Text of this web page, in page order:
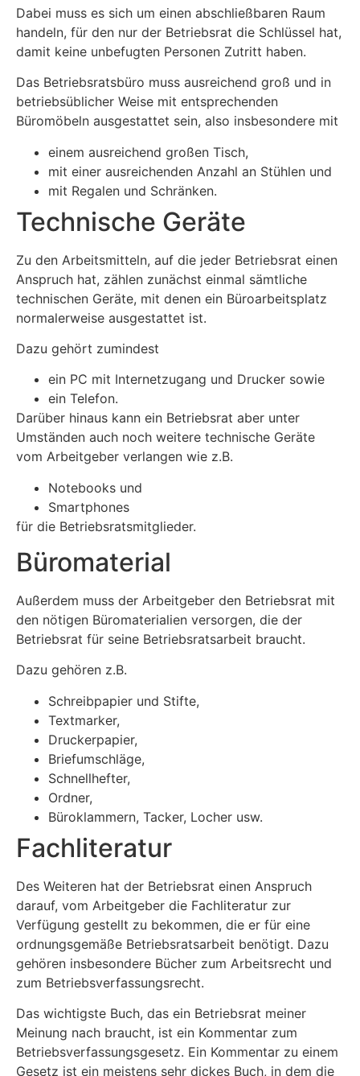
Dabei muss es sich um einen abschließbaren Raum
handeln, für den nur der Betriebsrat die Schlüssel hat,
damit keine unbefugten Personen Zutritt haben.
Das Betriebsratsbüro muss ausreichend groß und in
betriebsüblicher Weise mit entsprechenden
Büromöbeln ausgestattet sein, also insbesondere mit
einem ausreichend großen Tisch,
mit einer ausreichenden Anzahl an Stühlen und
mit Regalen und Schränken.
Technische Geräte
Zu den Arbeitsmitteln, auf die jeder Betriebsrat einen
Anspruch hat, zählen zunächst einmal sämtliche
technischen Geräte, mit denen ein Büroarbeitsplatz
normalerweise ausgestattet ist.
Dazu gehört zumindest
ein PC mit Internetzugang und Drucker sowie
ein Telefon.
Darüber hinaus kann ein Betriebsrat aber unter
Umständen auch noch weitere technische Geräte
vom Arbeitgeber verlangen wie z.B.
Notebooks und
Smartphones
für die Betriebsratsmitglieder.
Büromaterial
Außerdem muss der Arbeitgeber den Betriebsrat mit
den nötigen Büromaterialien versorgen, die der
Betriebsrat für seine Betriebsratsarbeit braucht.
Dazu gehören z.B.
Schreibpapier und Stifte,
Textmarker,
Druckerpapier,
Briefumschläge,
Schnellhefter,
Ordner,
Büroklammern, Tacker, Locher usw.
Fachliteratur
Des Weiteren hat der Betriebsrat einen Anspruch
darauf, vom Arbeitgeber die Fachliteratur zur
Verfügung gestellt zu bekommen, die er für eine
ordnungsgemäße Betriebsratsarbeit benötigt. Dazu
gehören insbesondere Bücher zum Arbeitsrecht und
zum Betriebsverfassungsrecht.
Das wichtigste Buch, das ein Betriebsrat meiner
Meinung nach braucht, ist ein Kommentar zum
Betriebsverfassungsgesetz. Ein Kommentar zu einem
Gesetz ist ein meistens sehr dickes Buch, in dem die